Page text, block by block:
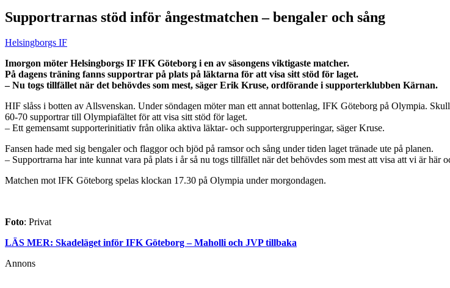
Supportrarnas stöd inför ångestmatchen – bengaler och sång
Helsingborgs IF
Imorgon möter Helsingborgs IF IFK Göteborg i en av säsongens viktigaste matcher.
På dagens träning fanns supportrar på plats på läktarna för att visa sitt stöd för laget.
– Nu togs tillfället när det behövdes som mest, säger Erik Kruse, ordförande i supporterklubben Kärnan.
HIF slåss i botten av Allsvenskan. Under söndagen möter man ett annat bottenlag, IFK Göteborg på Olympia.
60-70 supportrar till Olympiafältet för att visa sitt stöd för laget.
– Ett gemensamt supporterinitiativ från olika aktiva läktar- och supportergrupperingar, säger Kruse.
Fansen hade med sig bengaler och flaggor och bjöd på ramsor och sång under tiden laget tränade ute på planen.
– Supportrarna har inte kunnat vara på plats i år så nu togs tillfället när det behövdes som mest att visa att vi är här
Matchen mot IFK Göteborg spelas klockan 17.30 på Olympia under morgondagen.
Foto: Privat
LÄS MER: Skadeläget inför IFK Göteborg – Maholli och JVP tillbaka
Annons